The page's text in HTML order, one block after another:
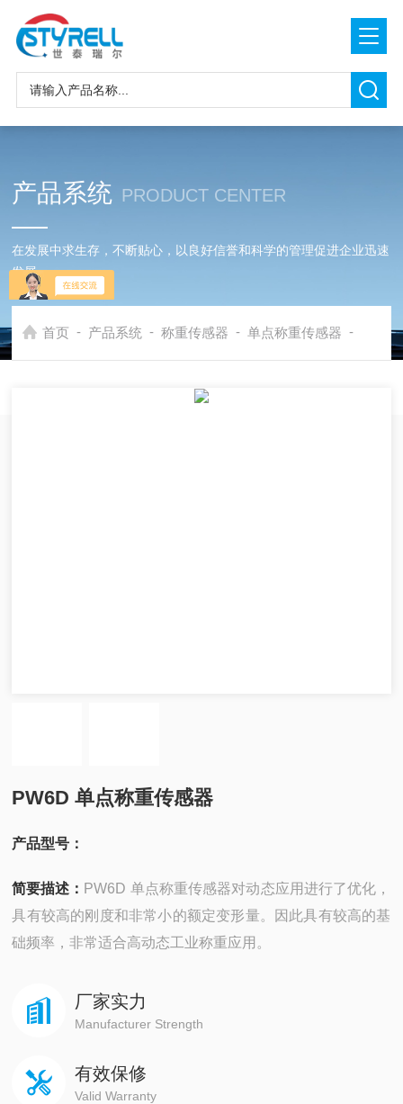
产品系统 PRODUCT CENTER
在发展中求生存，不断贴心，以良好信誉和科学的管理促进企业迅速
发展
首页 - 产品系统 - 称重传感器 - 单点称重传感器 -
PW6D 单点称重传感器
产品型号：
简要描述： PW6D 单点称重传感器对动态应用进行了优化，
具有较高的刚度和非常小的额定变形量。因此具有较高的基
础频率，非常适合高动态工业称重应用。
厂家实力
Manufacturer Strength
有效保修
Valid Warranty